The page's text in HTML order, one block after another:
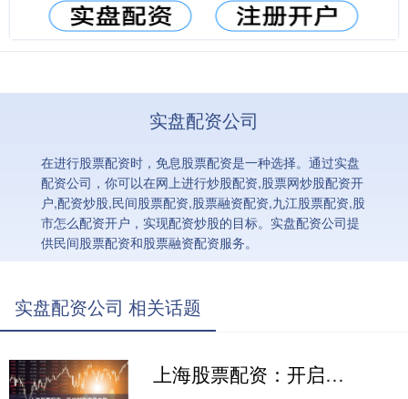
实盘配资公司
在进行股票配资时，免息股票配资是一种选择。通过实盘
配资公司，你可以在网上进行炒股配资,股票网炒股配资开
户,配资炒股,民间股票配资,股票融资配资,九江股票配资,股
市怎么配资开户，实现配资炒股的目标。实盘配资公司提
供民间股票配资和股票融资配资服务。
实盘配资公司 相关话题
上海股票配资：开启财富增值之路